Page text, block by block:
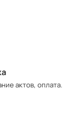
актов, оплата.